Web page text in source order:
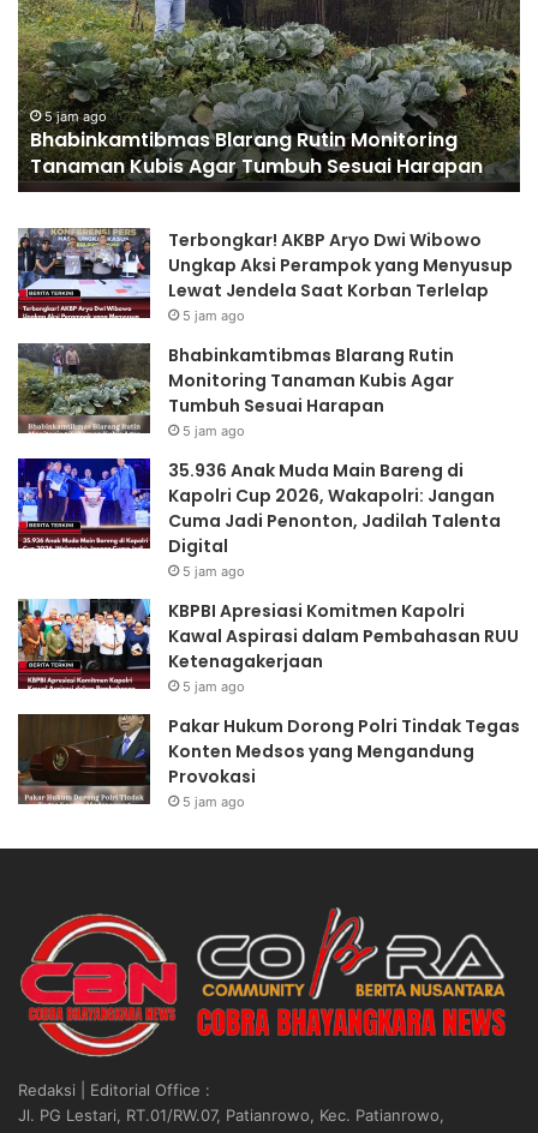
Main
Bareng
di
Kapolri
Cup
2026,
Wakapolri:
Jangan
Jadi
Penonton,
Jadilah
Talenta
Digital
5 jam ago
35.936 Anak Muda Main Bareng di Kapolri Cup
2026, Wakapolri: Jangan Cuma Jadi Penonton,
Jadilah Talenta Digital
Terbongkar! AKBP Aryo Dwi Wibowo
Ungkap Aksi Perampok yang Menyusup
Lewat Jendela Saat Korban Terlelap
5 jam ago
Bhabinkamtibmas Blarang Rutin
Monitoring Tanaman Kubis Agar
Tumbuh Sesuai Harapan
5 jam ago
35.936 Anak Muda Main Bareng di
Kapolri Cup 2026, Wakapolri: Jangan
Cuma Jadi Penonton, Jadilah Talenta
Digital
5 jam ago
KBPBI Apresiasi Komitmen Kapolri
Kawal Aspirasi dalam Pembahasan RUU
Ketenagakerjaan
5 jam ago
Pakar Hukum Dorong Polri Tindak Tegas
Konten Medsos yang Mengandung
Provokasi
5 jam ago
Redaksi | Editorial Office :
Jl. PG Lestari, RT.01/RW.07, Patianrowo, Kec. Patianrowo,